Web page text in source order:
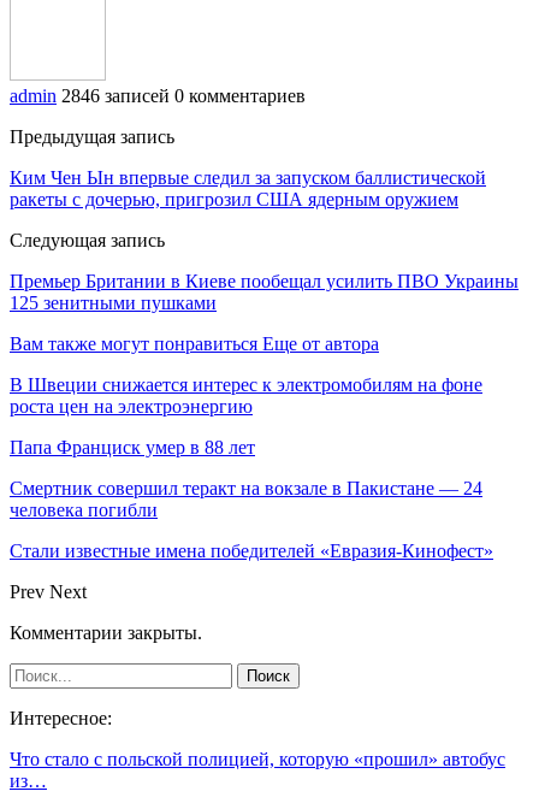
admin 2846 записей 0 комментариев
Предыдущая запись
Ким Чен Ын впервые следил за запуском баллистической
ракеты с дочерью, пригрозил США ядерным оружием
Следующая запись
Премьер Британии в Киеве пообещал усилить ПВО Украины
125 зенитными пушками
Вам также могут понравиться Еще от автора
В Швеции снижается интерес к электромобилям на фоне
роста цен на электроэнергию
Папа Франциск умер в 88 лет
Смертник совершил теракт на вокзале в Пакистане — 24
человека погибли
Стали известные имена победителей «Евразия-Кинофест»
Prev Next
Комментарии закрыты.
Интересное:
Что стало с польской полицией, которую «прошил» автобус
из…